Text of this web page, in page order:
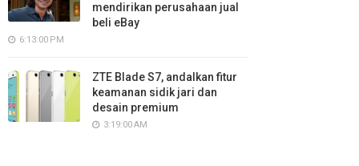
mendirikan perusahaan jual
beli eBay
6:13:00 PM
ZTE Blade S7, andalkan fitur
keamanan sidik jari dan
desain premium
3:19:00 AM